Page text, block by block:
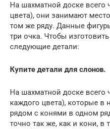
На шахматной доске всего
цвета), они занимают
том же ряду. Данные
три очка. Чтобы
следующие детали:
Купите детали для слонов.
На шахматной доске всего
каждого цвета), которые в
рядом с конями в одном
точно так же, как и кони, в